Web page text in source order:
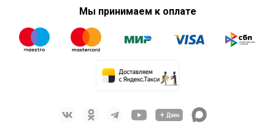
Мы принимаем к оплате